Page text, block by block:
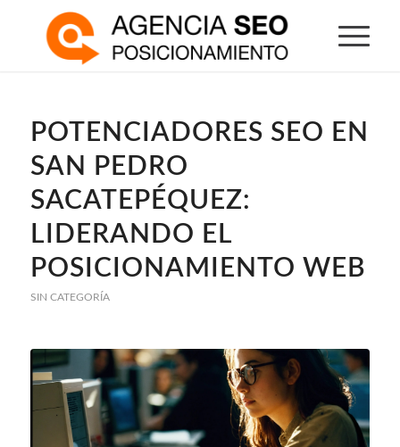
POTENCIADORES SEO EN
SAN PEDRO
SACATEPÉQUEZ:
LIDERANDO EL
POSICIONAMIENTO WEB
SIN CATEGORÍA